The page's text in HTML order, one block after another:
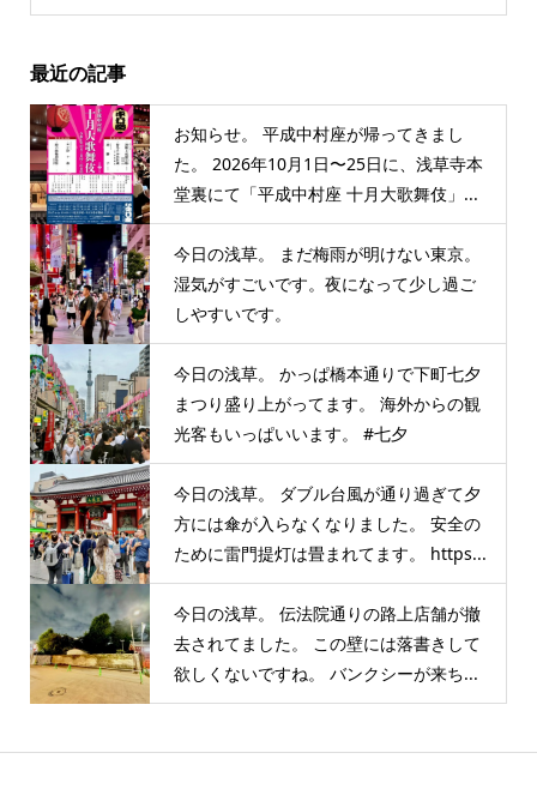
最近の記事
お知らせ。 平成中村座が帰ってきまし
た。 2026年10月1日〜25日に、浅草寺本
堂裏にて「平成中村座 十月大歌舞伎」...
今日の浅草。 まだ梅雨が明けない東京。
湿気がすごいです。夜になって少し過ご
しやすいです。
今日の浅草。 かっぱ橋本通りで下町七夕
まつり盛り上がってます。 海外からの観
光客もいっぱいいます。 #七夕
今日の浅草。 ダブル台風が通り過ぎて夕
方には傘が入らなくなりました。 安全の
ために雷門提灯は畳まれてます。 https...
今日の浅草。 伝法院通りの路上店舗が撤
去されてました。 この壁には落書きして
欲しくないですね。 バンクシーが来ち...